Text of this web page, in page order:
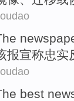
报宣称忠实
best